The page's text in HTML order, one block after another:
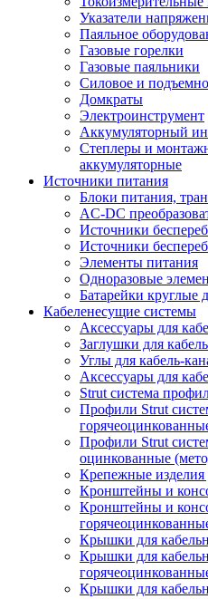
Указатели
Паяльное
Газовые горелки
Газовые паяльники
Силовое и
Домкраты
Электроинструмент
Аккумуляторный
Степлеры и
аккумуляторные
Источники питания
Блоки питания,
AC-DC
Источники
Источники
Элементы питания
Одноразовые
Батарейки круглые
Кабеленесущие системы
Аксессуары для
Заглушки для
Углы для кабель-
Аксессуары для
Strut система
Профили Strut
Профили Strut
оцинкованные
Крепежные изделия
Кронштейны и
Кронштейны и
Крышки для
Крышки для
Крышки для